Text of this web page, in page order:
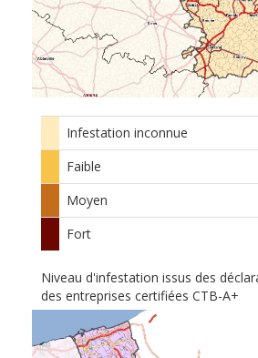
Infestation inconnue
Faible
Moyen
Fort
Niveau d'infestation issus des
des entreprises certifiées CTB-A+